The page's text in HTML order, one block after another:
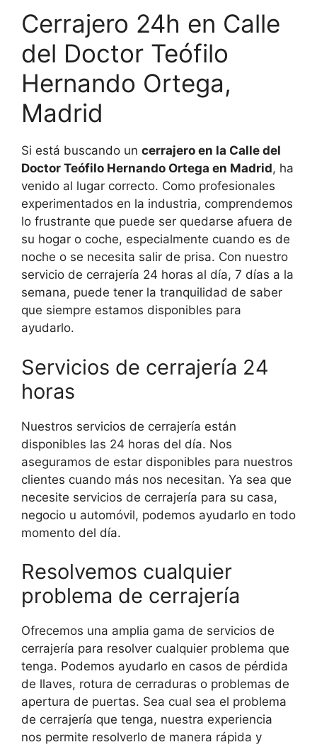
Cerrajero 24h en Calle
del Doctor Teófilo
Hernando Ortega,
Madrid
Si está buscando un cerrajero en la Calle del
Doctor Teófilo Hernando Ortega en Madrid, ha
venido al lugar correcto. Como profesionales
experimentados en la industria, comprendemos
lo frustrante que puede ser quedarse afuera de
su hogar o coche, especialmente cuando es de
noche o se necesita salir de prisa. Con nuestro
servicio de cerrajería 24 horas al día, 7 días a la
semana, puede tener la tranquilidad de saber
que siempre estamos disponibles para
ayudarlo.
Servicios de cerrajería 24
horas
Nuestros servicios de cerrajería están
disponibles las 24 horas del día. Nos
aseguramos de estar disponibles para nuestros
clientes cuando más nos necesitan. Ya sea que
necesite servicios de cerrajería para su casa,
negocio u automóvil, podemos ayudarlo en todo
momento del día.
Resolvemos cualquier
problema de cerrajería
Ofrecemos una amplia gama de servicios de
cerrajería para resolver cualquier problema que
tenga. Podemos ayudarlo en casos de pérdida
de llaves, rotura de cerraduras o problemas de
apertura de puertas. Sea cual sea el problema
de cerrajería que tenga, nuestra experiencia
nos permite resolverlo de manera rápida y